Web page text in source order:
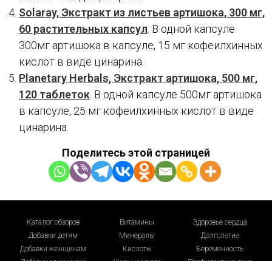
Solaray, Экстракт из листьев артишока, 300 мг,
60 растительных капсул . В одной капсуле
300мг артишока в капсуле, 15 мг кофеилхинных
кислот в виде цинарина.
Planetary Herbals, Экстракт артишока, 500 мг,
120 таблеток . В одной капсуле 500мг артишока
в капсуле, 25 мг кофеилхинных кислот в виде
цинарина.
Поделитесь этой страницей
Каталог обзоров
Добавки детям
Добавки женщинам
Витамины
Минералы
Кислоты
Здоровье сердца
Долголетие
Беременность